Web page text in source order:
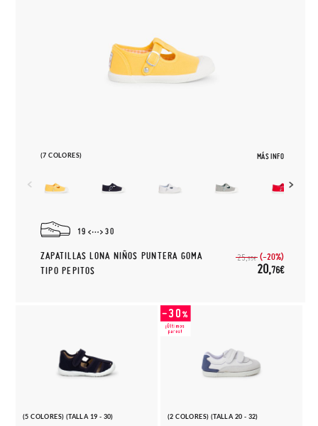
(7 COLORES) MÁS INFO
19 30
ZAPATILLAS LONA NIÑOS PUNTERA GOMA
TIPO PEPITOS
25,95€ (-20%)
20,76€
(5 COLORES) (TALLA 19 - 30) (2 COLORES) (TALLA 20 - 32)